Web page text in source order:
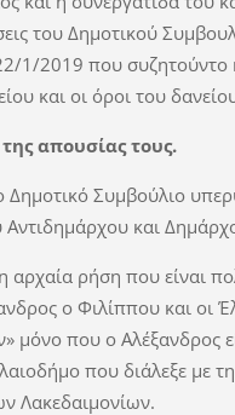
του Δημοτικού
1/2019 που συζητούντο
και οι όροι του
απουσίας τους.
Συμβούλιο
Αντιδημάρχου και
αρχαία ρήση που είναι
ο Φιλίππου και οι
μόνο που ο Αλέξανδρος
που διάλεξε με
Λακεδαιμονίων.